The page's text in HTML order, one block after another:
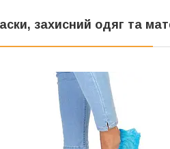
захисний одяг та